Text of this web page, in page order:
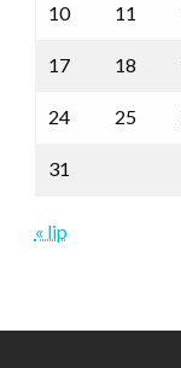
10 11
17 18
24 25
31
« lip